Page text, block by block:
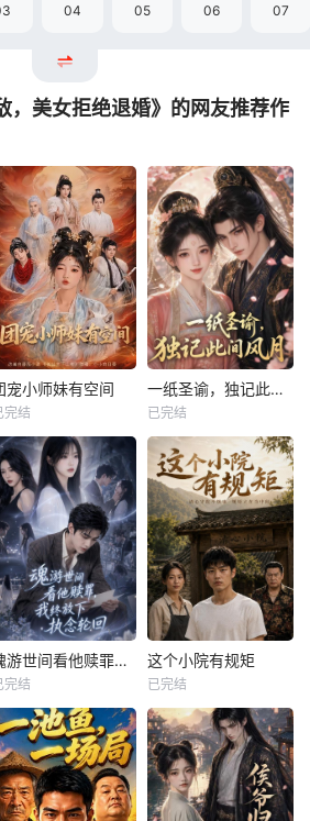
04 05 06 07
，美女拒绝退婚》的网友推荐作
团宠小师妹有空间
宠小师妹有空间
完结
一纸圣谕，独记此间风月 一纸圣谕，独记此间风月
已完结
魂游世间看他赎罪，我终放下执念轮回 魂游世间看他赎罪，我终放下执念轮回
完结
这个小院有规矩
这个小院有规矩
已完结